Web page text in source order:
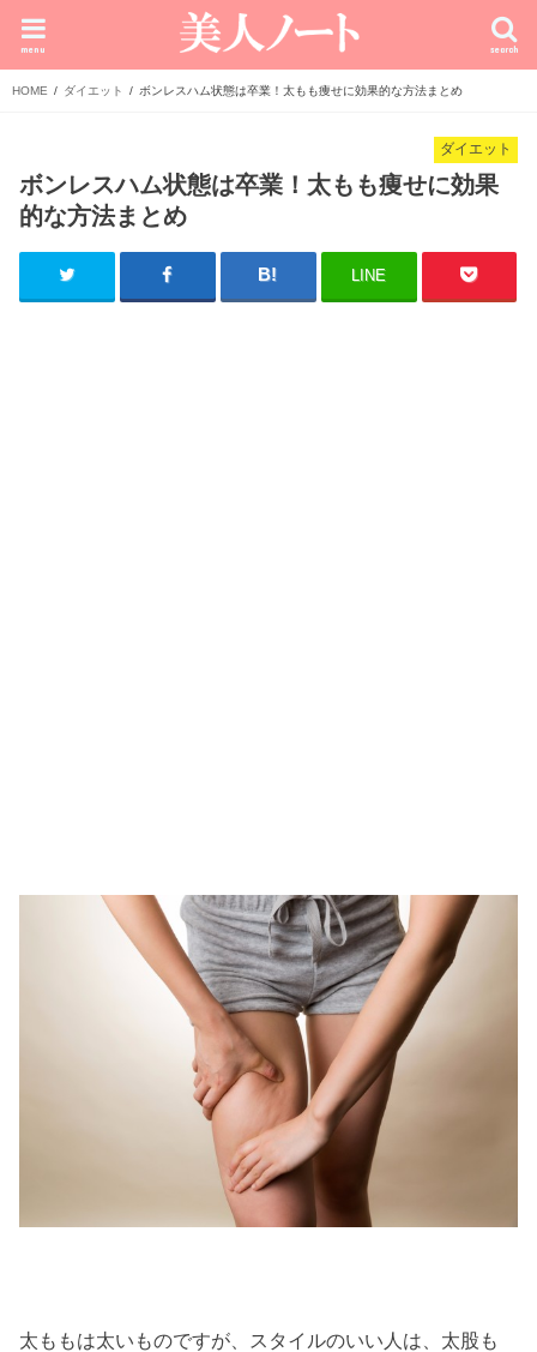
search
menu
HOME ダイエット ボンレスハム状態は卒業！太もも痩せに効果的な方法まとめ
ダイエット
ボンレスハム状態は卒業！太もも痩せに効果
的な方法まとめ
LINE
太ももは太いものですが、スタイルのいい人は、太股も